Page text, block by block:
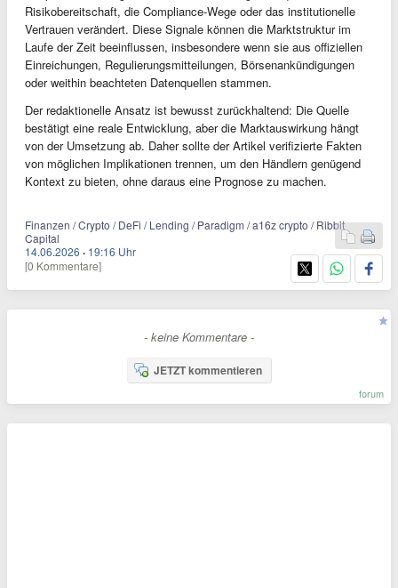
Risikobereitschaft, die Compliance-Wege oder das institutionelle
Vertrauen verändert. Diese Signale können die Marktstruktur im
Laufe der Zeit beeinflussen, insbesondere wenn sie aus offiziellen
Einreichungen, Regulierungsmitteilungen, Börsenankündigungen
oder weithin beachteten Datenquellen stammen.
Der redaktionelle Ansatz ist bewusst zurückhaltend: Die Quelle
bestätigt eine reale Entwicklung, aber die Marktauswirkung hängt
von der Umsetzung ab. Daher sollte der Artikel verifizierte Fakten
von möglichen Implikationen trennen, um den Händlern genügend
Kontext zu bieten, ohne daraus eine Prognose zu machen.
Finanzen / Crypto / DeFi / Lending / Paradigm / a16z crypto / Ribbit
Capital
14.06.2026 · 19:16 Uhr
[0 Kommentare]
- keine Kommentare -
JETZT kommentieren
forum